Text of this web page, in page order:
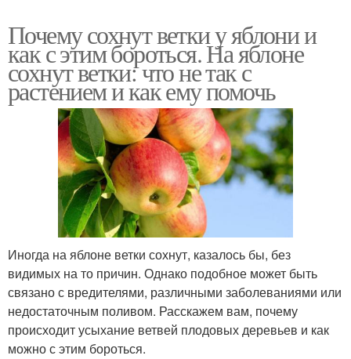
Почему сохнут ветки у яблони и
как с этим бороться. На яблоне
сохнут ветки: что не так с
растением и как ему помочь
Иногда на яблоне ветки сохнут, казалось бы, без
видимых на то причин. Однако подобное может быть
связано с вредителями, различными заболеваниями или
недостаточным поливом. Расскажем вам, почему
происходит усыхание ветвей плодовых деревьев и как
можно с этим бороться.